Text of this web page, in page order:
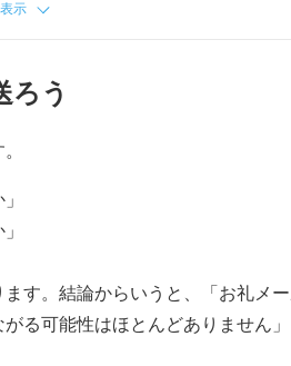
示
ろう
す。結論からいうと、「お礼メ
る可能性はほとんどありません」